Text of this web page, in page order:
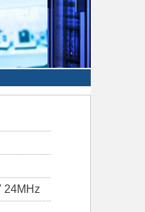
24MHz